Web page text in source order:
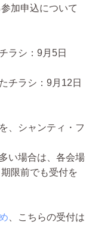
加申込について
ラシ：9月5日
チラシ：9月12日
、シャンティ・フ
い場合は、各会場
限前でも受付を
、こちらの受付は